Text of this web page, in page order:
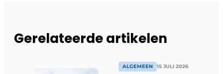
Gerelateerde artikelen
ALGEMEEN 15 JULI 2026